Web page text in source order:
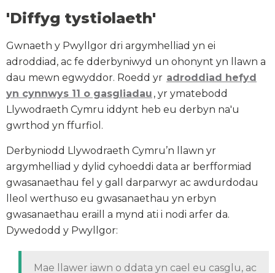
'Diffyg tystiolaeth'
Gwnaeth y Pwyllgor dri argymhelliad yn ei
adroddiad, ac fe dderbyniwyd un ohonynt yn llawn a
dau mewn egwyddor. Roedd yr adroddiad hefyd
yn cynnwys 11 o gasgliadau , yr ymatebodd
Llywodraeth Cymru iddynt heb eu derbyn na'u
gwrthod yn ffurfiol.
Derbyniodd Llywodraeth Cymru’n llawn yr
argymhelliad y dylid cyhoeddi data ar berfformiad
gwasanaethau fel y gall darparwyr ac awdurdodau
lleol werthuso eu gwasanaethau yn erbyn
gwasanaethau eraill a mynd ati i nodi arfer da.
Dywedodd y Pwyllgor:
Mae llawer iawn o ddata yn cael eu casglu, ac